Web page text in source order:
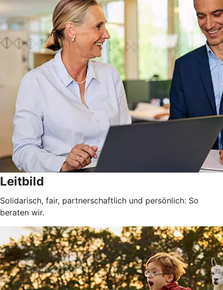
Leitbild
Solidarisch, fair, partnerschaftlich und persönlich: So
beraten wir.